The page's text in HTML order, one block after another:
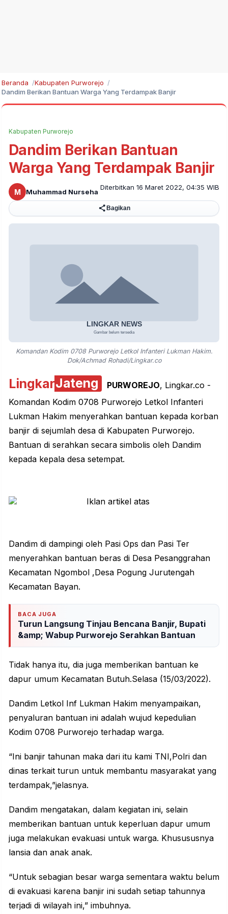
Beranda
Kabupaten Purworejo
Dandim Berikan Bantuan Warga Yang Terdampak Banjir
Kabupaten Purworejo
Dandim Berikan Bantuan
Warga Yang Terdampak Banjir
M Muhammad Nurseha
Diterbitkan 16 Maret 2022, 04:35 WIB
Bagikan
Komandan Kodim 0708 Purworejo Letkol Infanteri Lukman Hakim.
Dok/Achmad Rohadi/Lingkar.co
LingkarJateng PURWOREJO, Lingkar.co -
Komandan Kodim 0708 Purworejo Letkol Infanteri
Lukman Hakim menyerahkan bantuan kepada korban
banjir di sejumlah desa di Kabupaten Purworejo.
Bantuan di serahkan secara simbolis oleh Dandim
kepada kepala desa setempat.
Dandim di dampingi oleh Pasi Ops dan Pasi Ter
menyerahkan bantuan beras di Desa Pesanggrahan
Kecamatan Ngombol ,Desa Pogung Jurutengah
Kecamatan Bayan.
BACA JUGA
Turun Langsung Tinjau Bencana Banjir, Bupati
&amp; Wabup Purworejo Serahkan Bantuan
Tidak hanya itu, dia juga memberikan bantuan ke
dapur umum Kecamatan Butuh.Selasa (15/03/2022).
Dandim Letkol Inf Lukman Hakim menyampaikan,
penyaluran bantuan ini adalah wujud kepedulian
Kodim 0708 Purworejo terhadap warga.
“Ini banjir tahunan maka dari itu kami TNI,Polri dan
dinas terkait turun untuk membantu masyarakat yang
terdampak,”jelasnya.
Dandim mengatakan, dalam kegiatan ini, selain
memberikan bantuan untuk keperluan dapur umum
juga melakukan evakuasi untuk warga. Khusususnya
lansia dan anak anak.
“Untuk sebagian besar warga sementara waktu belum
di evakuasi karena banjir ini sudah setiap tahunnya
terjadi di wilayah ini,” imbuhnya.